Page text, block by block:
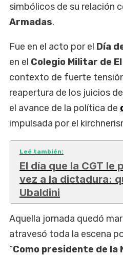
simbólicos de su relación
Armadas.
Fue en el acto por el Día
en el Colegio Militar de
contexto de fuerte
reapertura de los juicios
el avance de la política de
impulsada por el
Leé también:
El día que la CGT le
vez a la dictadura:
Ubaldini
Aquella jornada quedó
atravesó toda la escena
“Como presidente de la